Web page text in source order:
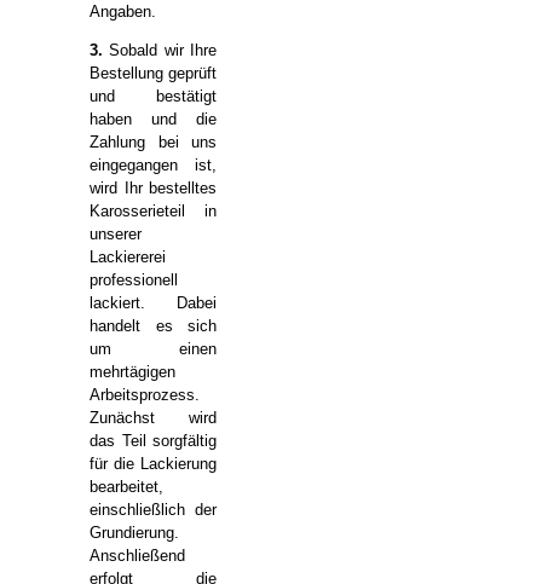
Angaben.
3. Sobald wir Ihre
Bestellung geprüft
und bestätigt
haben und die
Zahlung bei uns
eingegangen ist,
wird Ihr bestelltes
Karosserieteil in
unserer
Lackiererei
professionell
lackiert. Dabei
handelt es sich
um einen
mehrtägigen
Arbeitsprozess.
Zunächst wird
das Teil sorgfältig
für die Lackierung
bearbeitet,
einschließlich der
Grundierung.
Anschließend
erfolgt die